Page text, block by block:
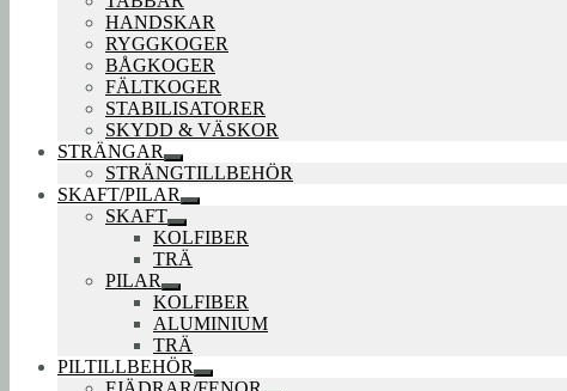
HANDSKAR
RYGGKOGER
BÅGKOGER
FÄLTKOGER
STABILISATORER
SKYDD & VÄSKOR
STRÄNGAR
Expandera
undermeny
STRÄNGTILLBEHÖR
SKAFT/PILAR
Expandera
undermeny
SKAFT
Expandera
undermeny
KOLFIBER
TRÄ
PILAR
Expandera
undermeny
KOLFIBER
ALUMINIUM
TRÄ
PILTILLBEHÖR
Expandera